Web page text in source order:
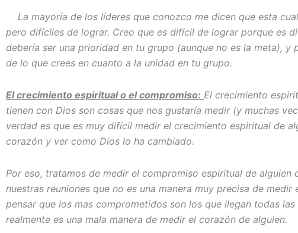
La mayoría de los líderes que conozco me dicen que esta
pero difíciles de lograr. Creo que es difícil de lograr porque es
debería ser una prioridad en tu grupo (aunque no es la meta), y
de lo que crees en cuanto a la unidad en tu grupo.
El crecimiento espiritual o el compromiso: El crecimiento
tienen con Dios son cosas que nos gustaría medir (y muchas
verdad es que es muy difícil medir el crecimiento espiritual de
corazón y ver como Dios lo ha cambiado.
Por eso, tratamos de medir el compromiso espiritual de alguien
nuestras reuniones que no es una manera muy precisa de
pensar que los mas comprometidos son los que llegan todas
realmente es una mala manera de medir el corazón de alguien.